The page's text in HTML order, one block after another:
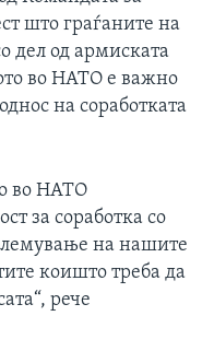
што граѓаните на
дел од армиската
во НАТО е важно
на соработката
во НАТО
за соработка со
на нашите
коишто треба да
рече